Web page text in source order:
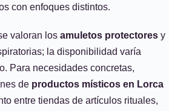
con enfoques distintos.
valoran los amuletos protectores y
la disponibilidad varía
Para necesidades concretas,
de productos místicos en Lorca
entre tiendas de artículos rituales,